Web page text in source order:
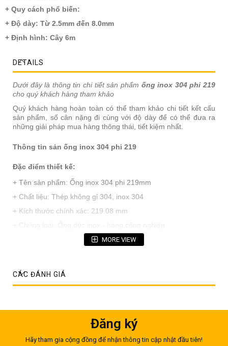
+ Quy cách phổ biến:
+ Độ dày: Từ 2.5mm đến 8.0mm
+ Định hình: Cây 6m
DETAILS
Dưới đây là thông tin chi tiết sản phẩm ống inox 304 phi 219
cho quý khách hàng tham khảo
Quý khách hàng hoàn toàn có thể tham khảo chi tiết kết cấu
sản phẩm, số cân nặng đi cùng với độ dày để có thể đưa ra
những giải pháp mua hàng thông thái, tiết kiệm nhất.
Thông tin sản ống inox 304 phi 219
Đặc điểm thiết kế:
+ Tên sản phẩm: Ống inox 304 phi 219mm
+ Chất liệu: Thép không gỉ 304, inox 304
+ Kích thước chính xác: 219.08 mm
+ Chủng loại: Ống đúc inox - hàng công nghiệp
+ Tiêu chuẩn: JIS, ASTM, DN, ...MORE VIEW
CÁC ĐÁNH GIÁ
Đăng ký
Hãy tham gia cộng đồng để nhận thông tin cập nhật đầu tiên!